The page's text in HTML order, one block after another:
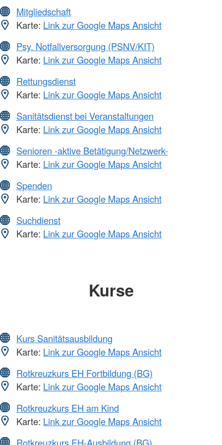
Mitgliedschaft
Karte: Link zur Google Maps Ansicht
Psy. Notfallversorgung (PSNV/KIT)
Karte: Link zur Google Maps Ansicht
Rettungsdienst
Karte: Link zur Google Maps Ansicht
Sanitätsdienst bei Veranstaltungen
Karte: Link zur Google Maps Ansicht
Senioren -aktive Betätigung/Netzwerk-
Karte: Link zur Google Maps Ansicht
Spenden
Karte: Link zur Google Maps Ansicht
Suchdienst
Karte: Link zur Google Maps Ansicht
Kurse
Kurs Sanitätsausbildung
Karte: Link zur Google Maps Ansicht
Rotkreuzkurs EH Fortbildung (BG)
Karte: Link zur Google Maps Ansicht
Rotkreuzkurs EH am Kind
Karte: Link zur Google Maps Ansicht